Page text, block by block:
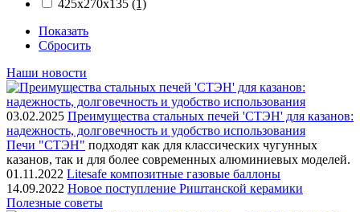
425x270x135 (1)
Показать
Сбросить
Наши новости
03.02.2025 Преимущества стальных печей 'СТЭН' для казанов:
надежность, долговечность и удобство использования
Печи "СТЭН" подходят как для классических чугунных
казанов, так и для более современных алюминиевых моделей.
01.11.2022 Litesafe композитные газовые баллоны
14.09.2022 Новое поступление Риштанской керамики
Полезные советы